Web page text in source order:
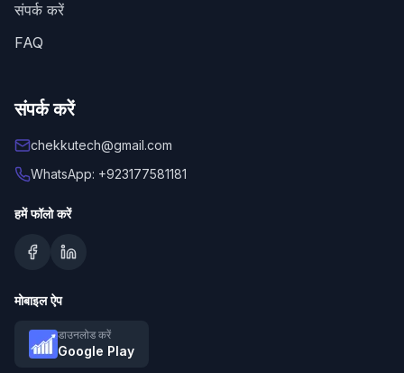
संपर्क करें
FAQ
संपर्क करें
chekkutech@gmail.com
WhatsApp: +923177581181
हमें फॉलो करें
मोबाइल ऐप
डाउनलोड करें
Google Play